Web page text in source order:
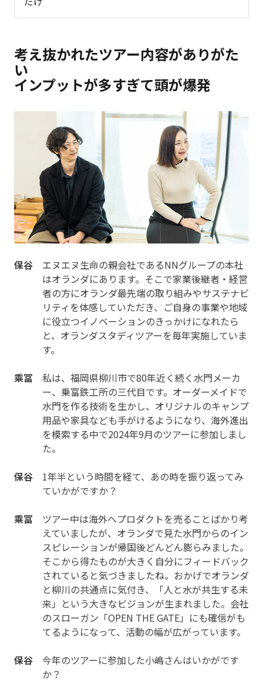
考え抜かれたツアー内容がありがた
い
インプットが多すぎて頭が爆発
保谷 エヌエヌ生命の親会社であるNNグループの本社
はオランダにあります。そこで家業後継者・経営
者の方にオランダ最先端の取り組みやサステナビ
リティを体感していただき、ご自身の事業や地域
に役立つイノベーションのきっかけになれたら
と、オランダスタディツアーを毎年実施していま
す。
乘冨 私は、福岡県柳川市で80年近く続く水門メーカ
ー、乗富鉄工所の三代目です。オーダーメイドで
水門を作る技術を生かし、オリジナルのキャンプ
用品や家具なども手がけるようになり、海外進出
を模索する中で2024年9月のツアーに参加しまし
た。
保谷 1年半という時間を経て、あの時を振り返ってみ
ていかがですか？
乘冨 ツアー中は海外へプロダクトを売ることばかり考
えていましたが、オランダで見た水門からのイン
スピレーションが帰国後どんどん膨らみました。
そこから得たものが大きく自分にフィードバック
されていると気づきましたね。おかげでオランダ
と柳川の共通点に気付き、「人と水が共生する未
来」という大きなビジョンが生まれました。会社
のスローガン「OPEN THE GATE」にも確信がも
てるようになって、活動の幅が広がっています。
保谷 今年のツアーに参加した小嶋さんはいかがです
か？